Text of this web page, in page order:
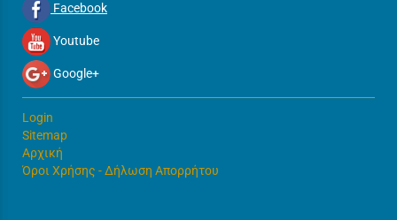
Facebook
Youtube
Google+
Login
Sitemap
Αρχική
Όροι Χρήσης - Δήλωση Απορρήτου